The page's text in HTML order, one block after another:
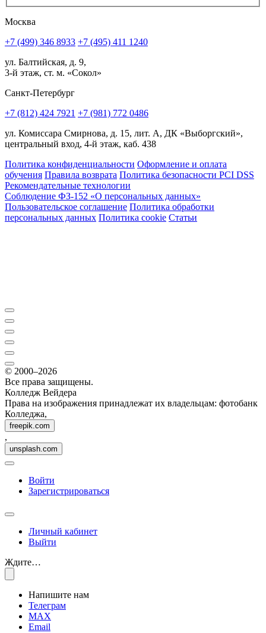
Москва
+7 (499) 346 8933 +7 (495) 411 1240
ул. Балтийская, д. 9,
3-й этаж, ст. м. «Сокол»
Санкт-Петербург
+7 (812) 424 7921 +7 (981) 772 0486
ул. Комиссара Смирнова, д. 15, лит. А, ДК «Выборгский»,
центральный вход, 4-й этаж, каб. 438
Политика конфиденциальности Оформление и оплата
обучения Правила возврата Политика безопасности PCI DSS
Рекомендательные технологии
Соблюдение ФЗ-152 «О персональ­ных данных»
Пользовательское соглашение Политика обработки
персональных данных Политика cookie Статьи
© 2000–2026
Все права защищены.
Колледж Вейдера
Права на изображения принадлежат их владельцам: фотобанк
Колледжа,
freepik.com
,
unsplash.com
Войти
Зарегистрироваться
Личный кабинет
Выйти
Ждите…
Напишите нам
Телеграм
MAX
Email